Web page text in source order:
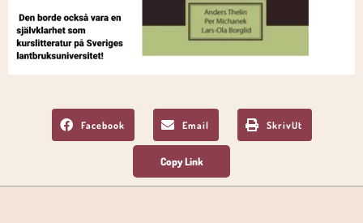
Facebook Email SkrivUt